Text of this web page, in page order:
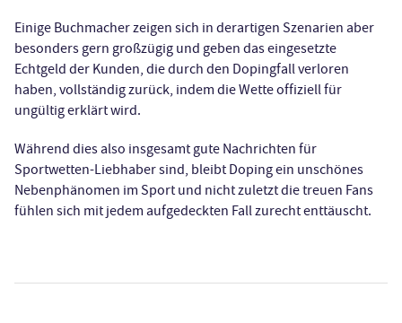
Einige Buchmacher zeigen sich in derartigen Szenarien aber
besonders gern großzügig und geben das eingesetzte
Echtgeld der Kunden, die durch den Dopingfall verloren
haben, vollständig zurück, indem die Wette offiziell für
ungültig erklärt wird.
Während dies also insgesamt gute Nachrichten für
Sportwetten-Liebhaber sind, bleibt Doping ein unschönes
Nebenphänomen im Sport und nicht zuletzt die treuen Fans
fühlen sich mit jedem aufgedeckten Fall zurecht enttäuscht.